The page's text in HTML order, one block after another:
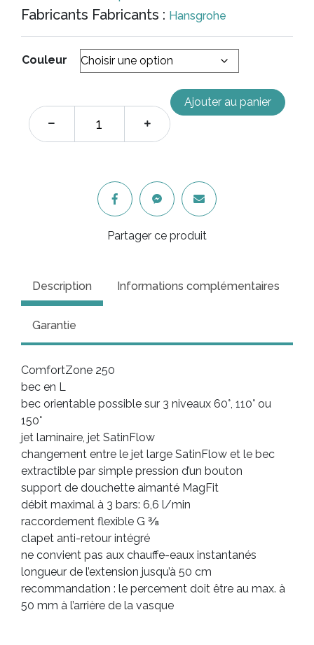
Fabricants Fabricants : Hansgrohe
Couleur
Ajouter au panier
Partager ce produit
Description Informations complémentaires
Garantie
ComfortZone 250
bec en L
bec orientable possible sur 3 niveaux 60°, 110° ou
150°
jet laminaire, jet SatinFlow
changement entre le jet large SatinFlow et le bec
extractible par simple pression d’un bouton
support de douchette aimanté MagFit
débit maximal à 3 bars: 6,6 l/min
raccordement flexible G ⅜
clapet anti-retour intégré
ne convient pas aux chauffe-eaux instantanés
longueur de l’extension jusqu’à 50 cm
recommandation : le percement doit être au max. à
50 mm à l’arrière de la vasque